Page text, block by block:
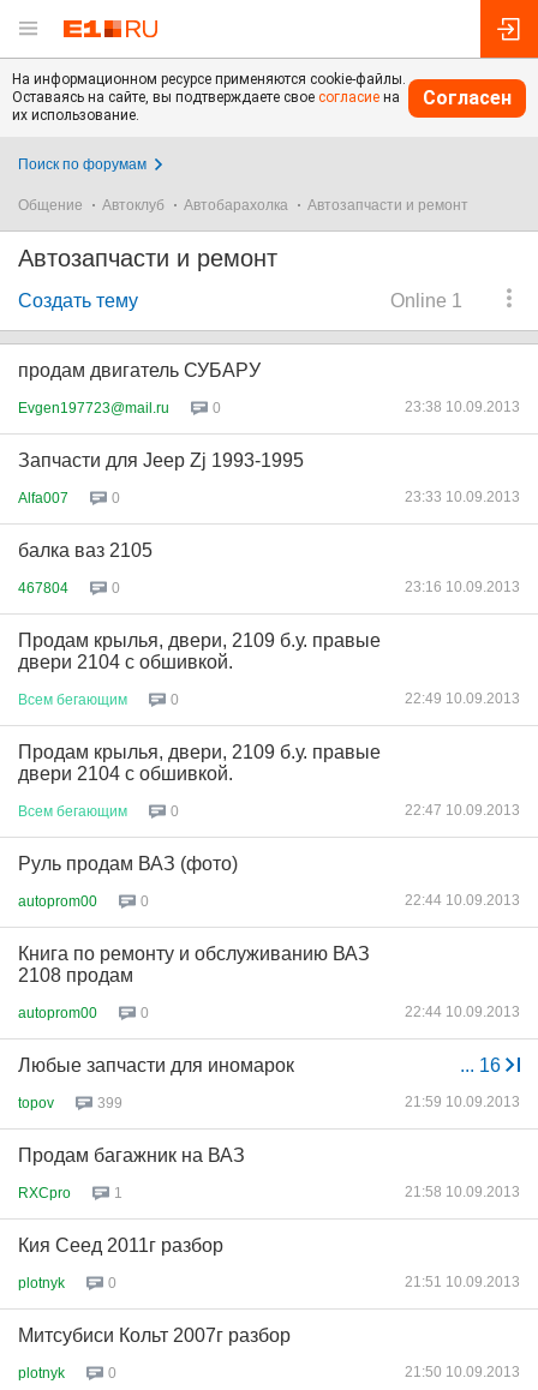
На информационном ресурсе применяются cookie-файлы.
Оставаясь на сайте, вы подтверждаете свое согласие на
их использование.
Согласен
Поиск по форумам
Общение Автоклуб Автобарахолка Автозапчасти и ремонт
Автозапчасти и ремонт
Online 1
Создать тему
продам двигатель СУБАРУ
Evgen197723@mail.ru 0 23:38 10.09.2013
Запчасти для Jeep Zj 1993-1995
Alfa007 0 23:33 10.09.2013
балка ваз 2105
467804 0 23:16 10.09.2013
Продам крылья, двери, 2109 б.у. правые
двери 2104 с обшивкой.
Всем бегающим 0 22:49 10.09.2013
Продам крылья, двери, 2109 б.у. правые
двери 2104 с обшивкой.
Всем бегающим 0 22:47 10.09.2013
Руль продам ВАЗ (фото)
autoprom00 0 22:44 10.09.2013
Книга по ремонту и обслуживанию ВАЗ
2108 продам
autoprom00 0 22:44 10.09.2013
... 16
Любые запчасти для иномарок
topov 399 21:59 10.09.2013
Продам багажник на ВАЗ
RXCpro 1 21:58 10.09.2013
Кия Сеед 2011г разбор
plotnyk 0 21:51 10.09.2013
Митсубиси Кольт 2007г разбор
plotnyk 0 21:50 10.09.2013